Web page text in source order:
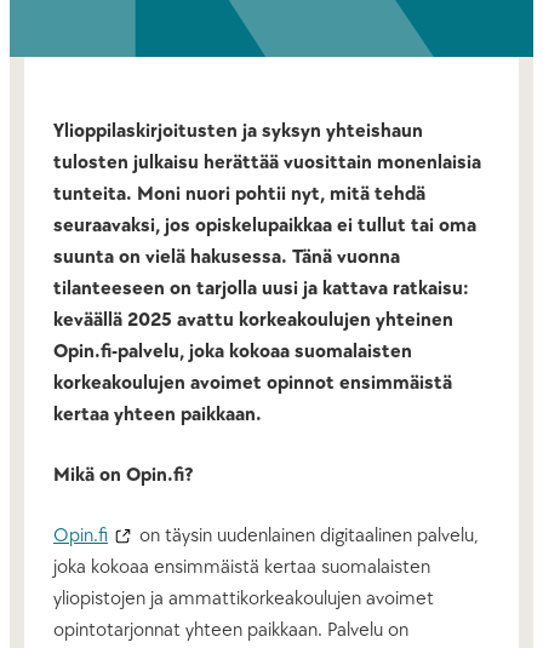
Ylioppilaskirjoitusten ja syksyn yhteishaun
tulosten julkaisu herättää vuosittain monenlaisia
tunteita. Moni nuori pohtii nyt, mitä tehdä
seuraavaksi, jos opiskelupaikkaa ei tullut tai oma
suunta on vielä hakusessa. Tänä vuonna
tilanteeseen on tarjolla uusi ja kattava ratkaisu:
keväällä 2025 avattu korkeakoulujen yhteinen
Opin.fi-palvelu, joka kokoaa suomalaisten
korkeakoulujen avoimet opinnot ensimmäistä
kertaa yhteen paikkaan.
Mikä on Opin.fi?
Opin.fi
on täysin uudenlainen digitaalinen palvelu,
joka kokoaa ensimmäistä kertaa suomalaisten
yliopistojen ja ammattikorkeakoulujen avoimet
opintotarjonnat yhteen paikkaan. Palvelu on